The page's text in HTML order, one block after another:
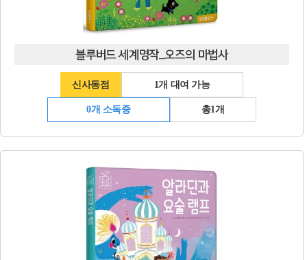
블루버드 세계명작_오즈의 마법사
신사동점 1개 대여 가능
0개 소독중 총1개